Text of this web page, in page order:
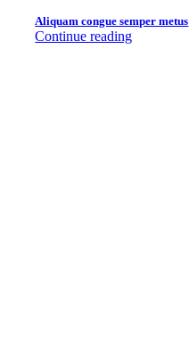
Aliquam congue semper metus
Continue reading